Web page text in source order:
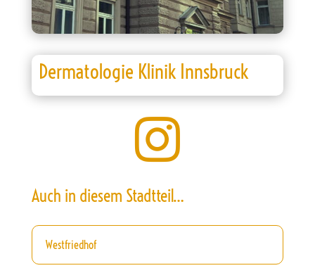
Dermatologie Klinik Innsbruck

Auch in diesem Stadtteil…
Westfriedhof